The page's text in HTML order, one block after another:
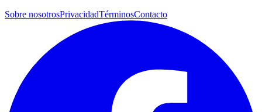
Sobre nosotrosPrivacidadTérminosContacto